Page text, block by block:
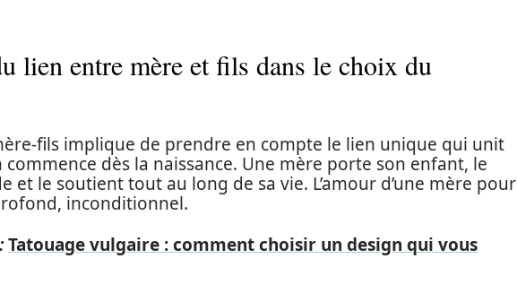
lien entre mère et fils dans le choix du
fils implique de prendre en compte le lien unique qui unit
commence dès la naissance. Une mère porte son enfant, le
et le soutient tout au long de sa vie. L’amour d’une mère pour
inconditionnel.
Tatouage vulgaire : comment choisir un design qui vous